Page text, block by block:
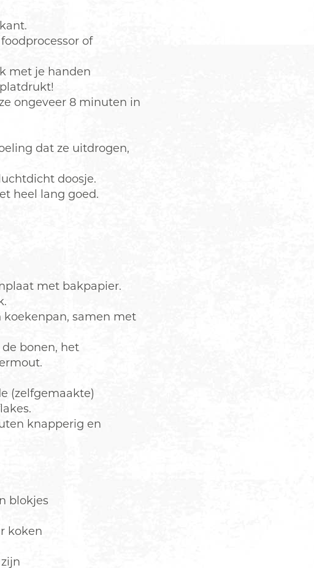
of
met je handen
ongeveer 8 minuten in
dat ze uitdrogen,
doosje.
heel lang goed.
met bakpapier.
koekenpan, samen met
bonen, het
(zelfgemaakte)
knapperig en
blokjes
koken